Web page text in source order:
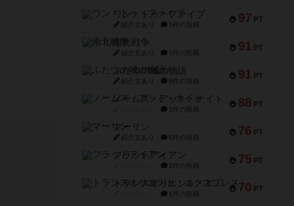
97 PT
ワン・トゥ・ファイブ
紹介文あり 1件の投稿
91 PT
南北戦争
紹介文あり 1件の投稿
91 PT
ふたつの城の物語
紹介文あり 6件の投稿
88 PT
ノームズ・アット・ナイト
1件の投稿
76 PT
マーリン
紹介文あり 6件の投稿
75 PT
フラットアイアン
2件の投稿
70 PT
トランスオリエント・エクスプレス
1件の投稿